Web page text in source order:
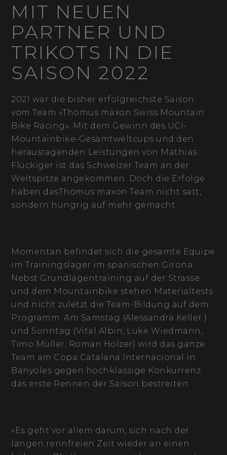
MIT NEUEN
PARTNER UND
TRIKOTS IN DIE
SAISON 2022
2021 war die bisher erfolgreichste Saison
vom Team «Thömus maxon Swiss Mountain
Bike Racing». Mit dem Gewinn des UCI-
Mountainbike-Gesamtweltcups und den
herausragenden Leistungen von Mathias
Flückiger ist das Schweizer Team an der
Weltspitze angekommen. Doch die Erfolge
haben dasThömus maxon Team nicht satt,
sondern hungrig auf mehr gemacht.
Momentan befindet sich die gesamte Equipe
im Trainingslager im spanischen Girona.
Nebst Grundlagentraining auf der Strasse
und dem Mountainbike stehen Materialtests
und nicht zuletzt die Team-Bildung auf dem
Programm. Am Samstag (Alessandra Keller )
und Sonntag (Vital Albin, Luke Wiedmann,
Timo Müller, Roman Holzer) wird das ganze
Team am Copa Catalana Internacional in
Banyoles gegen hochklassige Konkurrenz
das erste Rennen der Saison bestreiten.
«Es geht vor allem darum, sich nach der
langen rennfreien Zeit wieder an einen